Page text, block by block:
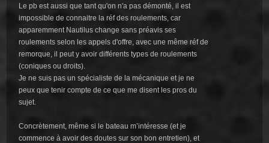
Le pb est aussi que tant qu'on n'a pas démonté, il est
impossible de connaitre la réf des roulements, car
apparemment Nautilus change sans préavis ses
roulements selon les appels d'offre, avec une même réf de
remorque, il peut y avoir différents types de roulements
(coniques ou droits).
Je ne suis pas un spécialiste de la mécanique et je ne
peux que tenir compte de ce que me disent les pros du
sujet.
Concrètement, même si le bateau m’intéresse (et je
commence à avoir des doutes sur son bon entretien), et